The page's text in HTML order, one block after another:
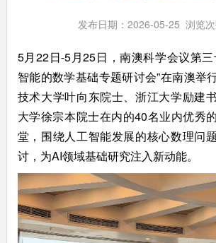
发布日期：2026-05-25 浏览
5月22日-5月25日，南澳科学会议第三
智能的数学基础专题研讨会”在南澳举
技术大学叶向东院士、浙江大学励建
大学徐宗本院士在内的40名业内优秀
堂，围绕人工智能发展的核心数理问
讨，为AI领域基础研究注入新动能。